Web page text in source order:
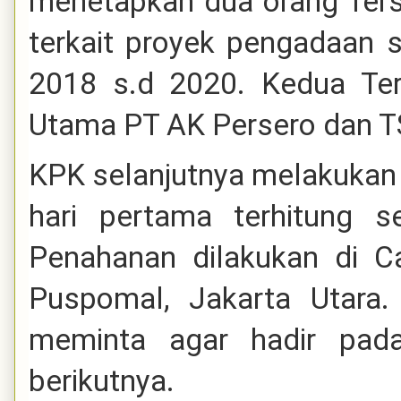
terkait proyek pengadaan
2018 s.d 2020. Kedua
Utama PT AK Persero dan
KPK selanjutnya
hari pertama terhitung
Penahanan dilakukan di
Puspomal, Jakarta
meminta agar hadir
berikutnya.